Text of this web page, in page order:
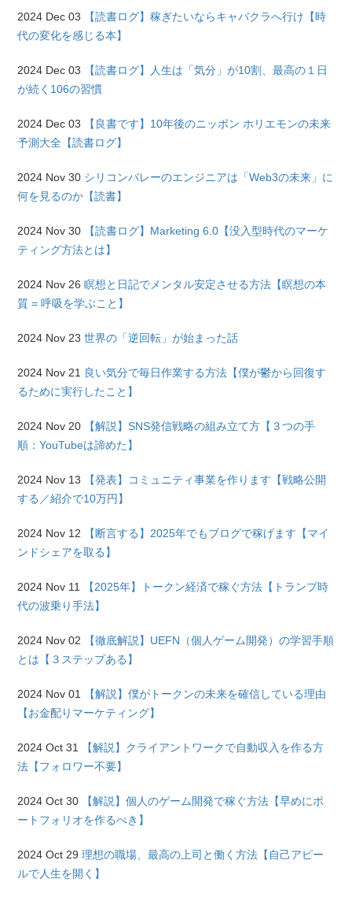
2024 Dec 03
【読書ログ】稼ぎたいならキャバクラへ行け【時
代の変化を感じる本】
2024 Dec 03
【読書ログ】人生は「気分」が10割、最高の１日
が続く106の習慣
2024 Dec 03
【良書です】10年後のニッポン ホリエモンの未来
予測大全【読書ログ】
2024 Nov 30 シリコンバレーのエンジニアは「Web3の未来」に
何を見るのか【読書】
2024 Nov 30
【読書ログ】Marketing 6.0【没入型時代のマーケ
ティング方法とは】
2024 Nov 26 瞑想と日記でメンタル安定させる方法【瞑想の本
質 = 呼吸を学ぶこと】
2024 Nov 23 世界の「逆回転」が始まった話
2024 Nov 21 良い気分で毎日作業する方法【僕が鬱から回復す
るために実行したこと】
2024 Nov 20
【解説】SNS発信戦略の組み立て方【３つの手
順：YouTubeは諦めた】
2024 Nov 13
【発表】コミュニティ事業を作ります【戦略公開
する／紹介で10万円】
2024 Nov 12
【断言する】2025年でもブログで稼げます【マイ
ンドシェアを取る】
2024 Nov 11
【2025年】トークン経済で稼ぐ方法【トランプ時
代の波乗り手法】
2024 Nov 02
【徹底解説】UEFN（個人ゲーム開発）の学習手順
とは【３ステップある】
2024 Nov 01
【解説】僕がトークンの未来を確信している理由
【お金配りマーケティング】
2024 Oct 31
【解説】クライアントワークで自動収入を作る方
法【フォロワー不要】
2024 Oct 30
【解説】個人のゲーム開発で稼ぐ方法【早めにポ
ートフォリオを作るべき】
2024 Oct 29 理想の職場、最高の上司と働く方法【自己アピー
ルで人生を開く】